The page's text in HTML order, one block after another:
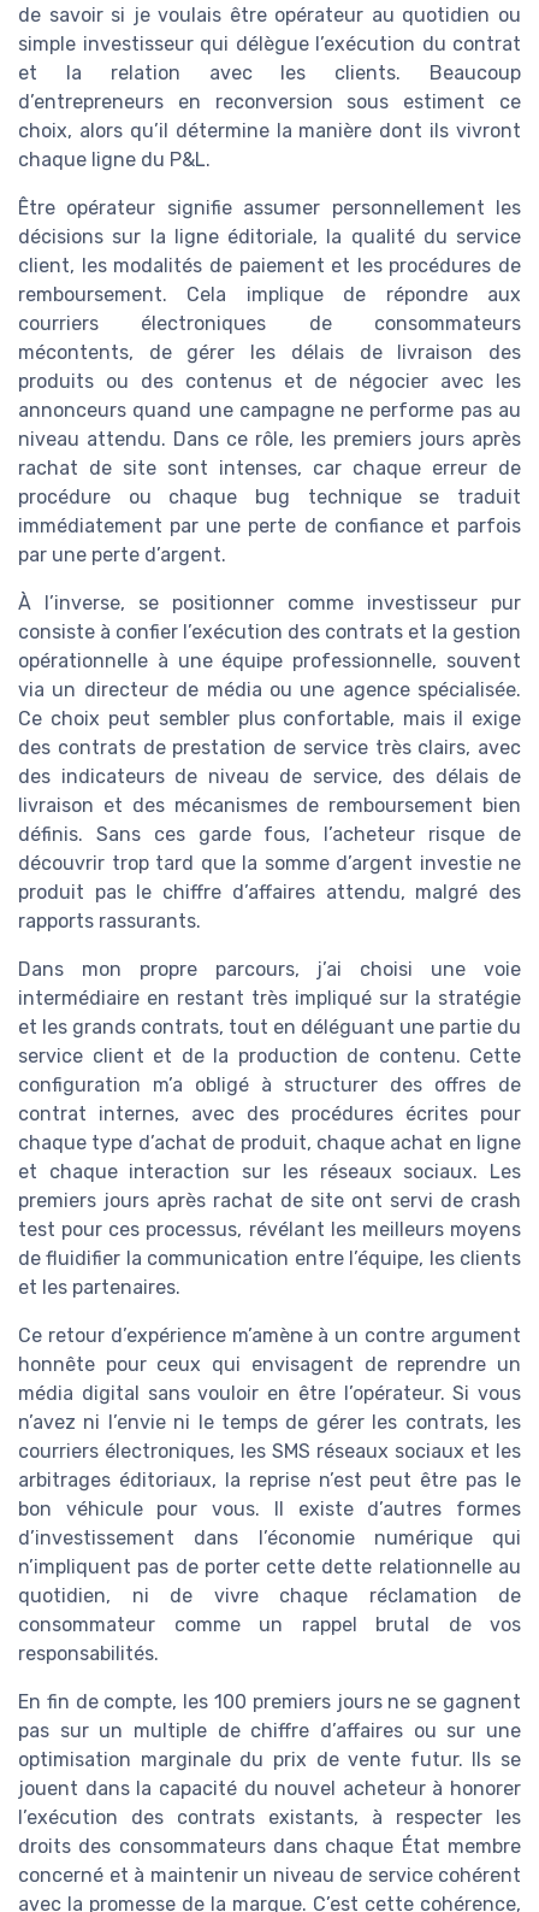
de savoir si je voulais être opérateur au quotidien ou
simple investisseur qui délègue l’exécution du contrat
et la relation avec les clients. Beaucoup
d’entrepreneurs en reconversion sous estiment ce
choix, alors qu’il détermine la manière dont ils vivront
chaque ligne du P&L.
Être opérateur signifie assumer personnellement les
décisions sur la ligne éditoriale, la qualité du service
client, les modalités de paiement et les procédures de
remboursement. Cela implique de répondre aux
courriers électroniques de consommateurs
mécontents, de gérer les délais de livraison des
produits ou des contenus et de négocier avec les
annonceurs quand une campagne ne performe pas au
niveau attendu. Dans ce rôle, les premiers jours après
rachat de site sont intenses, car chaque erreur de
procédure ou chaque bug technique se traduit
immédiatement par une perte de confiance et parfois
par une perte d’argent.
À l’inverse, se positionner comme investisseur pur
consiste à confier l’exécution des contrats et la gestion
opérationnelle à une équipe professionnelle, souvent
via un directeur de média ou une agence spécialisée.
Ce choix peut sembler plus confortable, mais il exige
des contrats de prestation de service très clairs, avec
des indicateurs de niveau de service, des délais de
livraison et des mécanismes de remboursement bien
définis. Sans ces garde fous, l’acheteur risque de
découvrir trop tard que la somme d’argent investie ne
produit pas le chiffre d’affaires attendu, malgré des
rapports rassurants.
Dans mon propre parcours, j’ai choisi une voie
intermédiaire en restant très impliqué sur la stratégie
et les grands contrats, tout en déléguant une partie du
service client et de la production de contenu. Cette
configuration m’a obligé à structurer des offres de
contrat internes, avec des procédures écrites pour
chaque type d’achat de produit, chaque achat en ligne
et chaque interaction sur les réseaux sociaux. Les
premiers jours après rachat de site ont servi de crash
test pour ces processus, révélant les meilleurs moyens
de fluidifier la communication entre l’équipe, les clients
et les partenaires.
Ce retour d’expérience m’amène à un contre argument
honnête pour ceux qui envisagent de reprendre un
média digital sans vouloir en être l’opérateur. Si vous
n’avez ni l’envie ni le temps de gérer les contrats, les
courriers électroniques, les SMS réseaux sociaux et les
arbitrages éditoriaux, la reprise n’est peut être pas le
bon véhicule pour vous. Il existe d’autres formes
d’investissement dans l’économie numérique qui
n’impliquent pas de porter cette dette relationnelle au
quotidien, ni de vivre chaque réclamation de
consommateur comme un rappel brutal de vos
responsabilités.
En fin de compte, les 100 premiers jours ne se gagnent
pas sur un multiple de chiffre d’affaires ou sur une
optimisation marginale du prix de vente futur. Ils se
jouent dans la capacité du nouvel acheteur à honorer
l’exécution des contrats existants, à respecter les
droits des consommateurs dans chaque État membre
concerné et à maintenir un niveau de service cohérent
avec la promesse de la marque. C’est cette cohérence,